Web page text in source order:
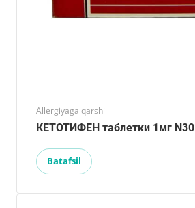
Allergiyaga qarshi
КЕТОТИФЕН таблетки 1мг N30
Batafsil